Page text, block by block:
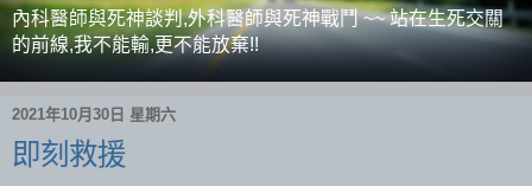
內科醫師與死神談判,外科醫師與死神戰鬥 ~~ 站在生死交關
的前線,我不能輸,更不能放棄!!
2021年10月30日 星期六
即刻救援